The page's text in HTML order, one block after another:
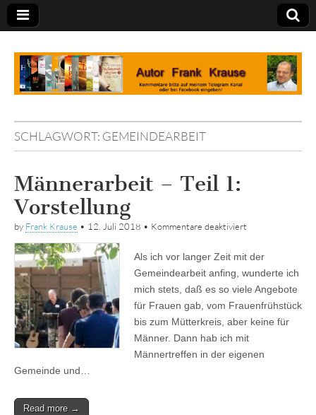
Tagebuch
SCHLAGWORT: GEMEINDEARBEIT
Männerarbeit – Teil 1:
Vorstellung
by Frank Krause • 12. Juli 2018 • Kommentare deaktiviert
Teil
1:
Als ich vor langer Zeit mit der
Gemeindearbeit anfing, wunderte ich
mich stets, daß es so viele Angebote
für Frauen gab, vom Frauenfrühstück
bis zum Mütterkreis, aber keine für
Männer. Dann hab ich mit
Männertreffen in der eigenen
Gemeinde und…
Read more →